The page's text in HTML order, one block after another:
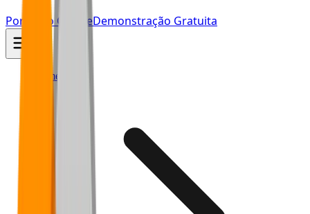
Portal do ClienteDemonstração Gratuita
Home